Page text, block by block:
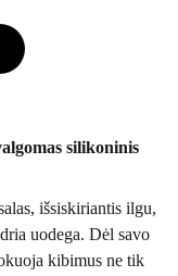
silikoninis
išsiskiriantis ilgu,
uodega. Dėl savo
kibimus ne tik